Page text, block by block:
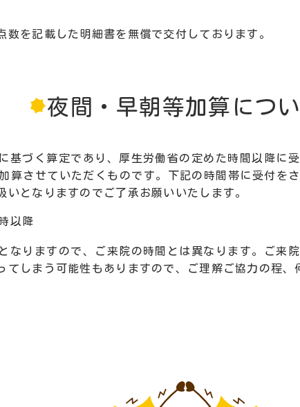
を記載した明細書を無償で交付しております。
夜間・早朝等加算につ
基づく算定であり、厚生労働省の定めた時間以降に
算させていただくものです。下記の時間帯に受付を
となりますのでご了承お願いいたします。
以降
なりますので、ご来院の時間とは異なります。ご来
てしまう可能性もありますので、ご理解ご協力の程、